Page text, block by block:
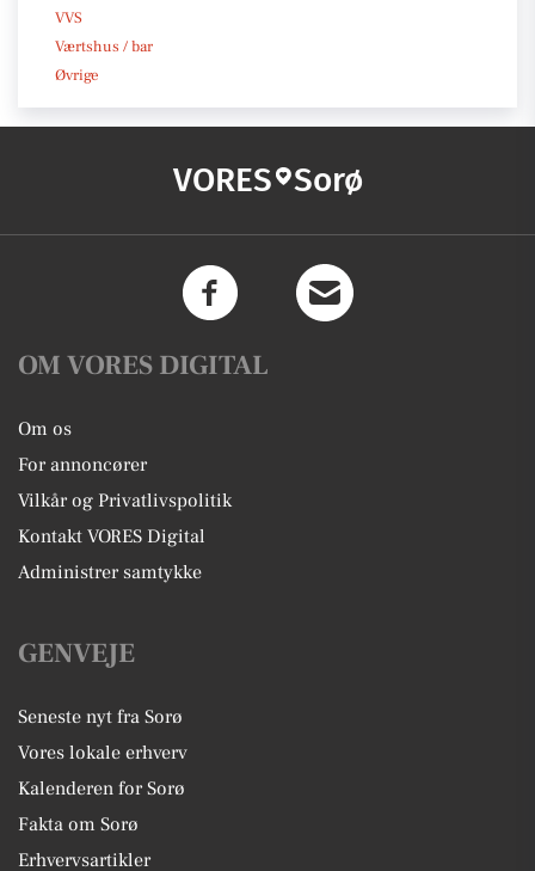
VVS
Værtshus / bar
Øvrige
VORES Sorø
OM VORES DIGITAL
Om os
For annoncører
Vilkår og Privatlivspolitik
Kontakt VORES Digital
Administrer samtykke
GENVEJE
Seneste nyt fra Sorø
Vores lokale erhverv
Kalenderen for Sorø
Fakta om Sorø
Erhvervsartikler